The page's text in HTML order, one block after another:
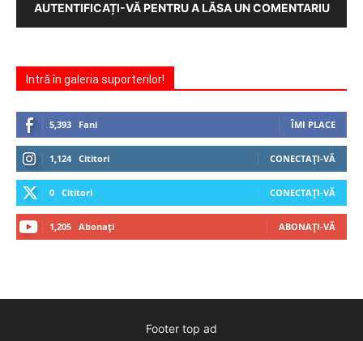
AUTENTIFICAȚI-VĂ PENTRU A LĂSA UN COMENTARIU
Intră în galeria suporterilor!
5,393 Fani ÎMI PLACE
1,124 Cititori CONECTAȚI-VĂ
0 Cititori CONECTAȚI-VĂ
1,205 Abonați ABONAȚI-VĂ
Footer top ad